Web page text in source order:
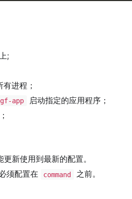
;
进程；
app
启动指定的应用程序；
更新使用到最新的配置。
须配置在 command 之前。